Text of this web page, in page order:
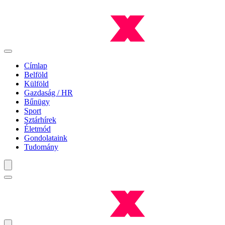
Címlap
Belföld
Külföld
Gazdaság / HR
Bűnügy
Sport
Sztárhírek
Életmód
Gondolataink
Tudomány